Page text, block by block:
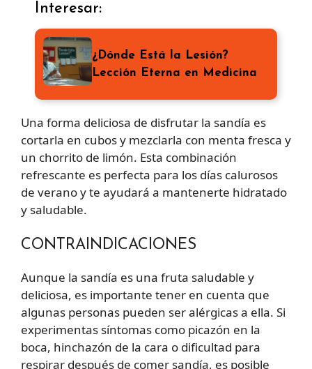
Interesar:
¿Dónde Está la Lesión?
Lección Eterna en Medicina
Una forma deliciosa de disfrutar la sandía es
cortarla en cubos y mezclarla con menta fresca y
un chorrito de limón. Esta combinación
refrescante es perfecta para los días calurosos
de verano y te ayudará a mantenerte hidratado
y saludable.
CONTRAINDICACIONES
Aunque la sandía es una fruta saludable y
deliciosa, es importante tener en cuenta que
algunas personas pueden ser alérgicas a ella. Si
experimentas síntomas como picazón en la
boca, hinchazón de la cara o dificultad para
respirar después de comer sandía, es posible